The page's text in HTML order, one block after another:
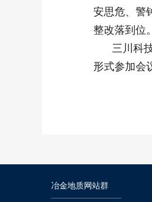
安思危、警
整改落到位。
三川科
形式参加会
冶金地质网站群